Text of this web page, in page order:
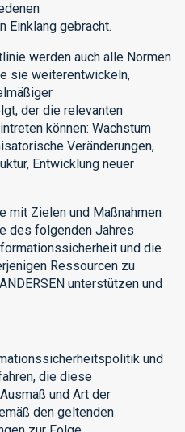
Einklang gebracht.
werden auch alle Normen
sie weiterentwickeln,
der die relevanten
können: Wachstum
Veränderungen,
Entwicklung neuer
Zielen und Maßnahmen
des folgenden Jahres
und die
Ressourcen zu
unterstützen und
und
die diese
und Art der
den geltenden